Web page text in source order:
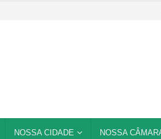
NOSSA CIDADE NOSSA